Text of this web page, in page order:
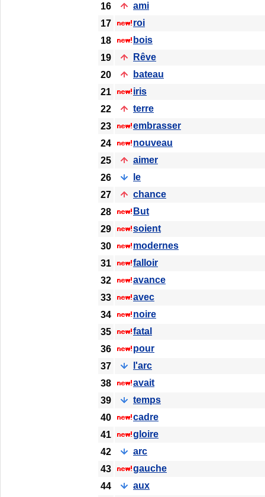
16
ami
17
roi
18
bois
19
Rêve
20
bateau
21
iris
22
terre
23
embrasser
24
nouveau
25
aimer
26
le
27
chance
28
But
29
soient
30
modernes
31
falloir
32
avance
33
avec
34
noire
35
fatal
36
pour
37
l'arc
38
avait
39
temps
40
cadre
41
gloire
42
arc
43
gauche
44
aux